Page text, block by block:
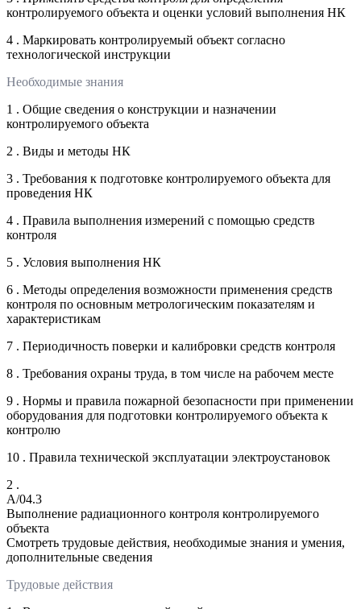
контролируемого объекта и оценки условий выполнения НК
4 . Маркировать контролируемый объект согласно
технологической инструкции
Необходимые знания
1 . Общие сведения о конструкции и назначении
контролируемого объекта
2 . Виды и методы НК
3 . Требования к подготовке контролируемого объекта для
проведения НК
4 . Правила выполнения измерений с помощью средств
контроля
5 . Условия выполнения НК
6 . Методы определения возможности применения средств
контроля по основным метрологическим показателям и
характеристикам
7 . Периодичность поверки и калибровки средств контроля
8 . Требования охраны труда, в том числе на рабочем месте
9 . Нормы и правила пожарной безопасности при применении
оборудования для подготовки контролируемого объекта к
контролю
10 . Правила технической эксплуатации электроустановок
2 .
A/04.3
Выполнение радиационного контроля контролируемого
объекта
Смотреть трудовые действия, необходимые знания и умения,
дополнительные сведения
Трудовые действия